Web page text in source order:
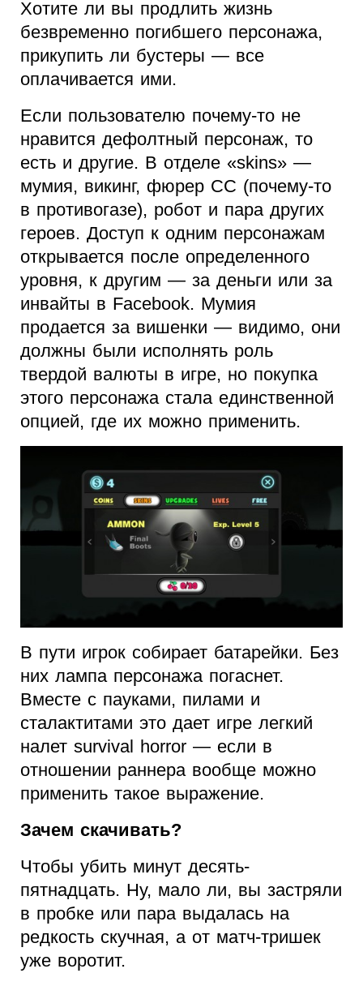
Хотите ли вы продлить жизнь
безвременно погибшего персонажа,
прикупить ли бустеры — все
оплачивается ими.
Если пользователю почему-то не
нравится дефолтный персонаж, то
есть и другие. В отделе «skins» —
мумия, викинг, фюрер СС (почему-то
в противогазе), робот и пара других
героев. Доступ к одним персонажам
открывается после определенного
уровня, к другим — за деньги или за
инвайты в Facebook. Мумия
продается за вишенки — видимо, они
должны были исполнять роль
твердой валюты в игре, но покупка
этого персонажа стала единственной
опцией, где их можно применить.
В пути игрок собирает батарейки. Без
них лампа персонажа погаснет.
Вместе с пауками, пилами и
сталактитами это дает игре легкий
налет survival horror — если в
отношении раннера вообще можно
применить такое выражение.
Зачем скачивать?
Чтобы убить минут десять-
пятнадцать. Ну, мало ли, вы застряли
в пробке или пара выдалась на
редкость скучная, а от матч-тришек
уже воротит.